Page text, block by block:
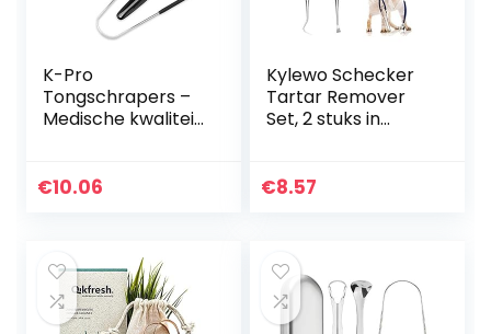
K-Pro
Tongschrapers –
Medische kwaliteit
instrumenten
€10.06
Kylewo Schecker
Tartar Remover
Set, 2 stuks in
katten en
€8.57